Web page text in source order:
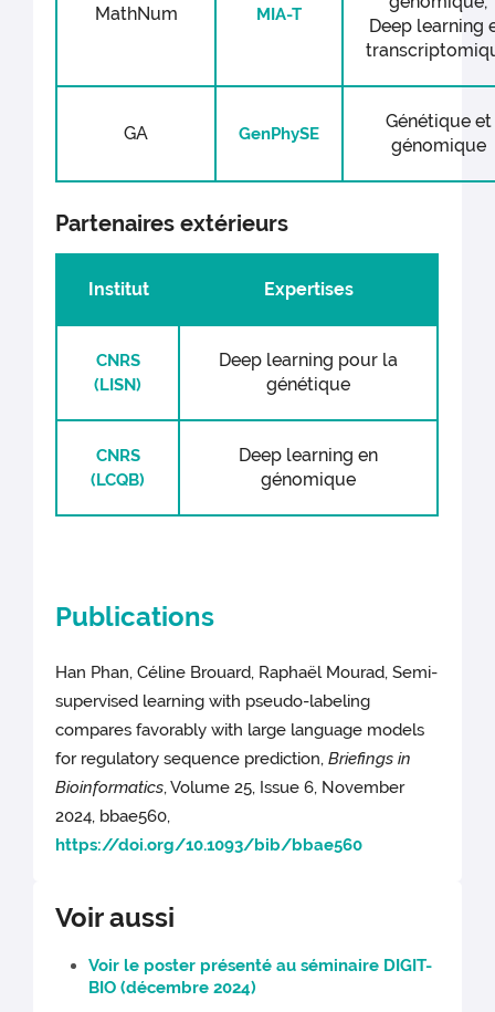
MathNum MIA-T
Deep learning
GA GenPhySE
Génétique et
génomique
Partenaires extérieurs
Institut Expertises
CNRS
(LISN)
Deep learning pour la
génétique
CNRS
(LCQB)
Deep learning en
génomique
Publications
Han Phan, Céline Brouard, Raphaël Mourad, Semi-
supervised learning with pseudo-labeling
compares favorably with large language models
for regulatory sequence prediction,Briefings in
Bioinformatics, Volume 25, Issue 6, November
2024, bbae560,
https://doi.org/10.1093/bib/bbae560
Voir aussi
Voir le poster présenté au séminaire DIGIT-
BIO (décembre 2024)